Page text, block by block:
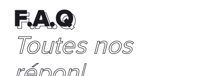
F.A.Q
F.A.Q
Toutesnos